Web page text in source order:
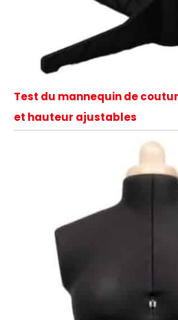
Test du mannequin de
et hauteur ajustables